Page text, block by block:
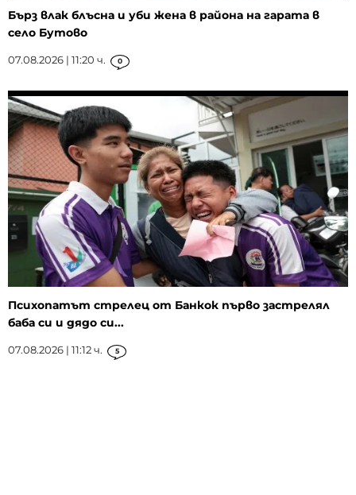
Бърз влак блъсна и уби жена в района на гарата в
село Бутово
07.08.2026 | 11:20 ч. 0
Психопатът стрелец от Банкок първо застрелял
баба си и дядо си...
07.08.2026 | 11:12 ч. 5